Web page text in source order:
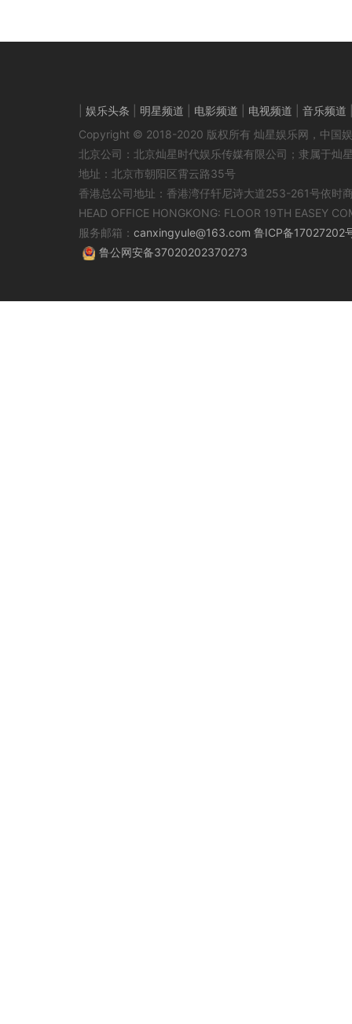
娱乐头条 明星频道 电影频道 电视频道 音乐频道
Copyright © 2018-2020 版权所有 灿星娱乐网，中国
北京公司：北京灿星时代娱乐传媒有限公司；隶属于灿
地址：北京市朝阳区霄云路35号
香港总公司地址：香港湾仔轩尼诗大道253-261号依时
HEAD OFFICE HONGKONG: FLOOR 19TH EASEY
服务邮箱： canxingyule@163.com 鲁ICP备17027202
鲁公网安备37020202370273